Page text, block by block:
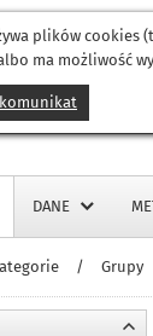
plików cookies
ma możliwość
DANE
/ Grupy